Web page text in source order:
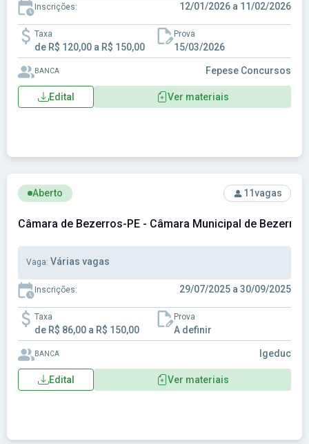
Inscrições: 12/01/2026 a 11/02/2026
Taxa
de R$ 120,00 a R$ 150,00
Prova
15/03/2026
BANCA Fepese Concursos
Edital Ver materiais
Ver concurso: Câmara de Bezerros-PE - Câmara Municipal
Aberto 11vagas
Câmara de Bezerros-PE - Câmara Municipal de
Vaga: Várias vagas
Inscrições: 29/07/2025 a 30/09/2025
Taxa
de R$ 86,00 a R$ 150,00
Prova
A definir
BANCA Igeduc
Edital Ver materiais